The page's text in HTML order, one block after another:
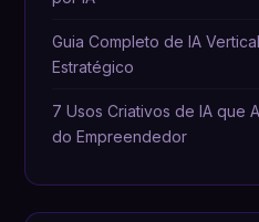
Guia Completo de IA
Estratégico
7 Usos Criativos de IA que
do Empreendedor